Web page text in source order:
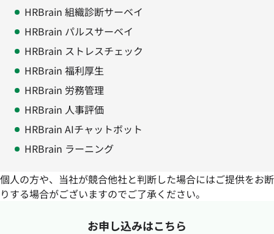
HRBrain 組織診断サーベイ
HRBrain パルスサーベイ
HRBrain ストレスチェック
HRBrain 福利厚生
HRBrain 労務管理
HRBrain 人事評価
HRBrain AIチャットボット
HRBrain ラーニング
個人の方や、当社が競合他社と判断した場合にはご提供をお断
りする場合がございますのでご了承ください。
お申し込みはこちら